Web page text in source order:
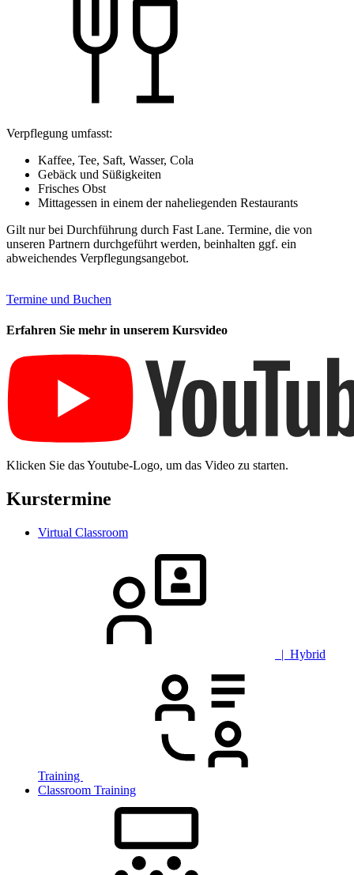
Verpflegung umfasst:
Kaffee, Tee, Saft, Wasser, Cola
Gebäck und Süßigkeiten
Frisches Obst
Mittagessen in einem der naheliegenden Restaurants
Gilt nur bei Durchführung durch Fast Lane. Termine, die von
unseren Partnern durchgeführt werden, beinhalten ggf. ein
abweichendes Verpflegungsangebot.
Termine und Buchen
Erfahren Sie mehr in unserem Kursvideo
Klicken Sie das Youtube-Logo, um das Video zu starten.
Kurstermine
Virtual Classroom
| Hybrid
Training
Classroom Training